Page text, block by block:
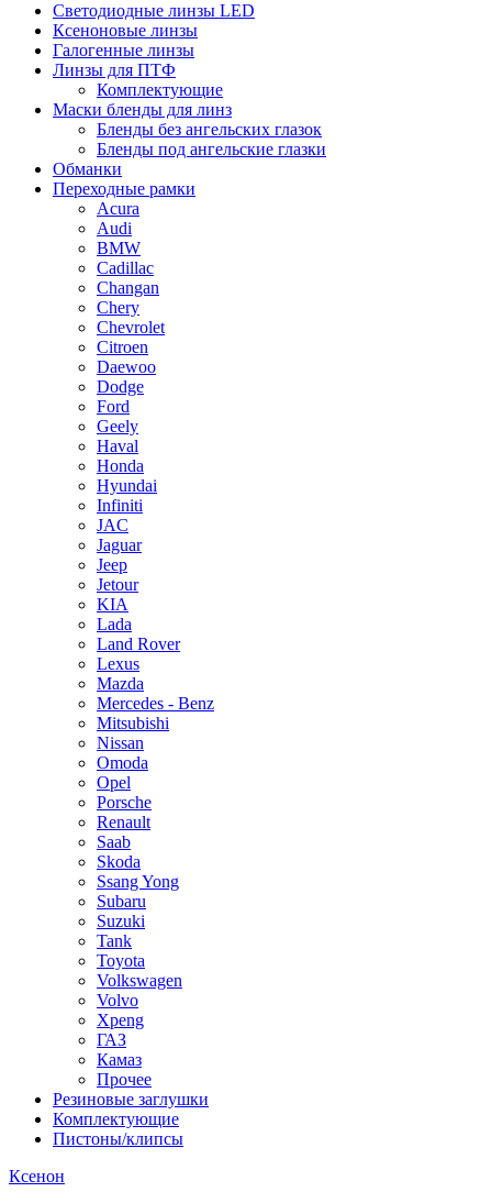
Светодиодные линзы LED
Ксеноновые линзы
Галогенные линзы
Линзы для ПТФ
Комплектующие
Маски бленды для линз
Бленды без ангельских глазок
Бленды под ангельские глазки
Обманки
Переходные рамки
Acura
Audi
BMW
Cadillac
Changan
Chery
Chevrolet
Citroen
Daewoo
Dodge
Ford
Geely
Haval
Honda
Hyundai
Infiniti
JAC
Jaguar
Jeep
Jetour
KIA
Lada
Land Rover
Lexus
Mazda
Mercedes - Benz
Mitsubishi
Nissan
Omoda
Opel
Porsche
Renault
Saab
Skoda
Ssang Yong
Subaru
Suzuki
Tank
Toyota
Volkswagen
Volvo
Xpeng
ГАЗ
Камаз
Прочее
Резиновые заглушки
Комплектующие
Пистоны/клипсы
Ксенон